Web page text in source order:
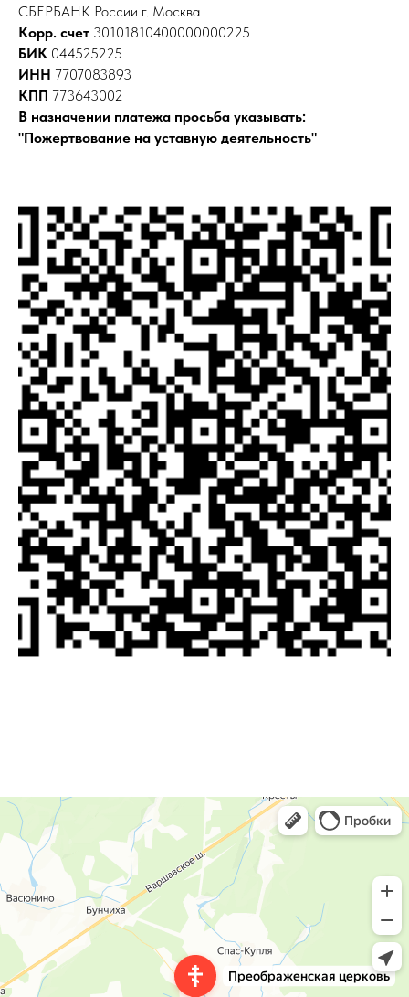
СБЕРБАНК России г. Москва
Корр. счет 30101810400000000225
БИК 044525225
ИНН 7707083893
КПП 773643002
В назначении платежа просьба указывать:
"Пожертвование на уставную деятельность"